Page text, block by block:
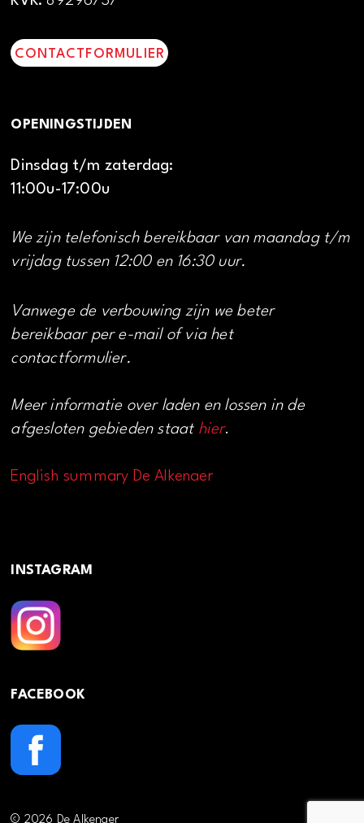
CONTACTFORMULIER
OPENINGSTIJDEN
Dinsdag t/m zaterdag:
11:00u-17:00u
We zijn telefonisch bereikbaar van maandag t/m
vrijdag tussen 12:00 en 16:30 uur.
Vanwege de verbouwing zijn we beter
bereikbaar per e-mail of via het
contactformulier.
Meer informatie over laden en lossen in de
afgesloten gebieden staat hier.
English summary De Alkenaer
INSTAGRAM
FACEBOOK
© 2026 De Alkenaer